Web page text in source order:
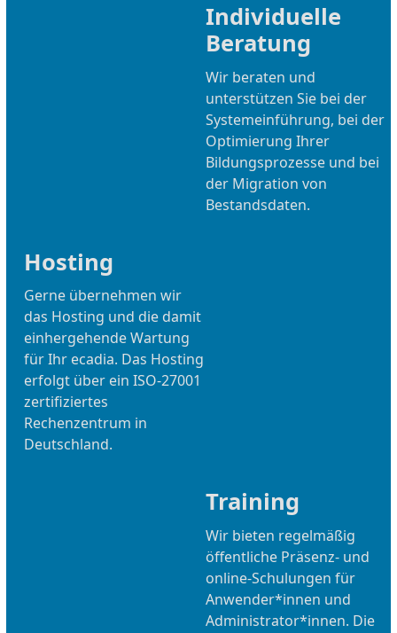
Individuelle
Beratung
Wir beraten und
unterstützen Sie bei der
Systemeinführung, bei der
Optimierung Ihrer
Bildungsprozesse und bei
der Migration von
Bestandsdaten.
Hosting
Gerne übernehmen wir
das Hosting und die damit
einhergehende Wartung
für Ihr ecadia. Das Hosting
erfolgt über ein ISO-27001
zertifiziertes
Rechenzentrum in
Deutschland.
Training
Wir bieten regelmäßig
öffentliche Präsenz- und
online-Schulungen für
Anwender*innen und
Administrator*innen. Die